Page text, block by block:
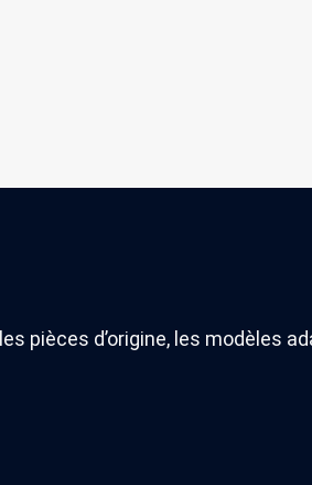
pièces d’origine, les modèles